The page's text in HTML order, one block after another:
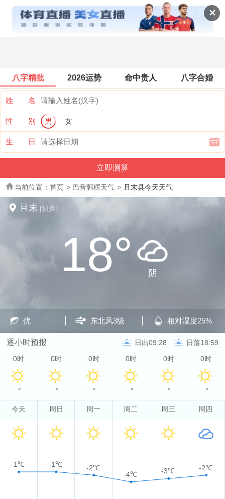
✕
全国天气
八字精批 2026运势 命中贵人 八字合婚
姓 名
性 别 男 女
生 日
当前位置： 首页 > 巴音郭楞天气 > 且末县今天天气
且末 [切换]
18° 阴
优 东北风3级 相对湿度25%
逐小时预报 日出09:28 日落18:59
0时
°
0时
°
0时
°
0时
°
0时
°
0时
°
今天 周日 周一 周二 周三 周四
-1℃ -1℃ -2℃
-4℃ -3℃ -2℃